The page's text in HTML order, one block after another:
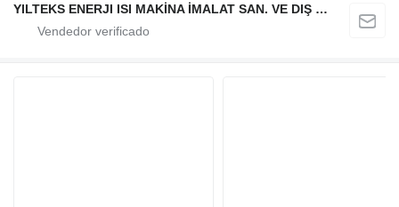
YILTEKS ENERJI ISI MAKİNA İMALAT SAN. VE DIŞ TİC. LTD. ŞTİ.